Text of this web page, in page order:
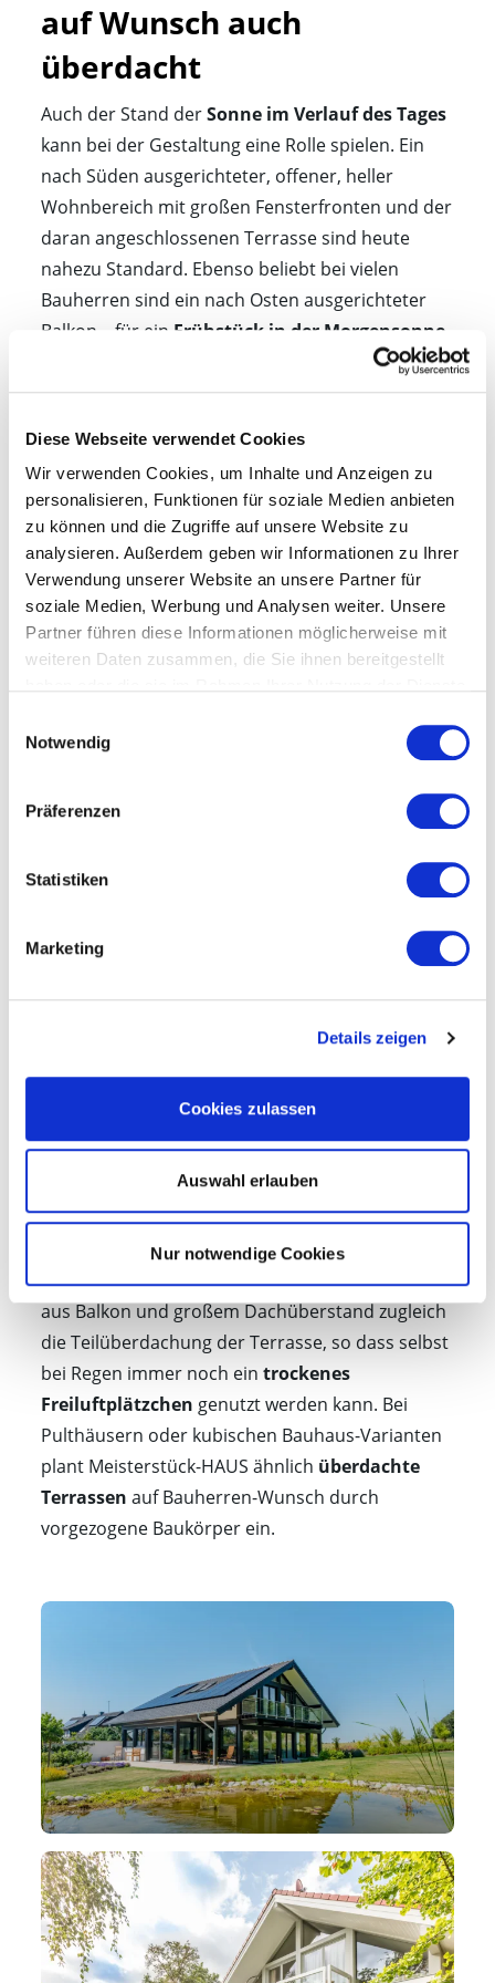
Diese Webseite verwendet Cookies
Wir verwenden Cookies, um Inhalte und Anzeigen zu
personalisieren, Funktionen für soziale Medien anbieten
zu können und die Zugriffe auf unsere Website zu
analysieren. Außerdem geben wir Informationen zu Ihrer
Verwendung unserer Website an unsere Partner für
soziale Medien, Werbung und Analysen weiter. Unsere
Partner führen diese Informationen möglicherweise mit
weiteren Daten zusammen, die Sie ihnen bereitgestellt
Notwendig
Präferenzen
Statistiken
Marketing
Details zeigen
Cookies zulassen
Auswahl erlauben
Nur notwendige Cookies
auf Wunsch auch
überdacht
Auch der Stand derSonne im Verlauf des Tages
kann bei der Gestaltung eine Rolle spielen. Ein
nach Süden ausgerichteter, offener, heller
Wohnbereich mit großen Fensterfronten und der
daran angeschlossenen Terrasse sind heute
nahezu Standard. Ebenso beliebt bei vielen
Bauherren sind ein nach Osten ausgerichteter
Balkon – für ein Frühstück in der Morgensonne
–, eine Dachterrasse oder eine Veranda.
Während die Veranda meist einen schmalen Teil
dem Baukörper oder die Nähe zum Dach.
Gut geschützt im Grünen
Bei den modernen Fachwerkhäusern
Architekturlinie „ÄSTHETIK“ von
Meisterstück-HAUSermöglicht die Kombination
aus Balkon und großem Dachüberstand zugleich
die Teilüberdachung der Terrasse, so dass selbst
bei Regen immer noch eintrockenes
Freiluftplätzchen genutzt werden kann. Bei
Pulthäusern oder kubischen Bauhaus-Varianten
plant Meisterstück-HAUS ähnlich überdachte
Terrassen auf Bauherren-Wunsch durch
vorgezogene Baukörper ein.